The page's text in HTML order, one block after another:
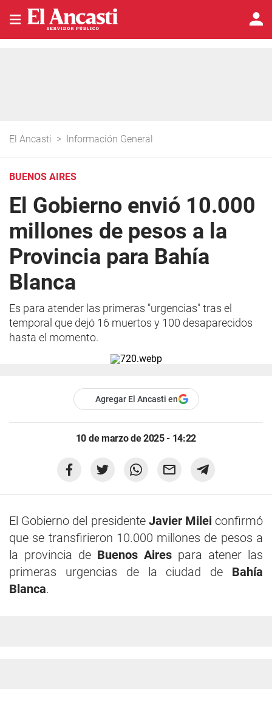
El Ancasti > Información General
BUENOS AIRES
El Gobierno envió 10.000
millones de pesos a la
Provincia para Bahía
Blanca
Es para atender las primeras "urgencias" tras el
temporal que dejó 16 muertos y 100 desaparecidos
hasta el momento.
Agregar El Ancasti en
10 de marzo de 2025 - 14:22
El Gobierno del presidenteJavier Milei confirmó
que se transfirieron 10.000 millones de pesos a
la provincia de Buenos Aires para atener las
primeras urgencias de la ciudad de Bahía
Blanca.